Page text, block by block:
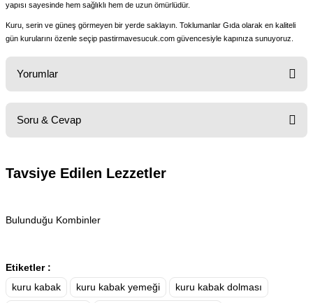
yapısı sayesinde hem sağlıklı hem de uzun ömürlüdür.
Kuru, serin ve güneş görmeyen bir yerde saklayın. Toklumanlar Gıda olarak en kaliteli
gün kurularını özenle seçip pastirmavesucuk.com güvencesiyle kapınıza sunuyoruz.
Yorumlar
Soru & Cevap
Ürün hakkında henüz soru sorulmamış.
Tavsiye Edilen Lezzetler
Bulunduğu Kombinler
250,00 ₺
Etiketler :
kuru kabak
kuru kabak yemeği kuru kabak dolması